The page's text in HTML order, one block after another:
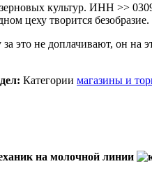
культур. ИНН >>
цеху творится безобразие.
это не доплачивают, он на
Категории магазины и
на молочной линии